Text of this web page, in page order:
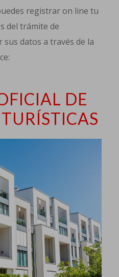
registrar on line tu
del trámite de
sus datos a través de la
DE